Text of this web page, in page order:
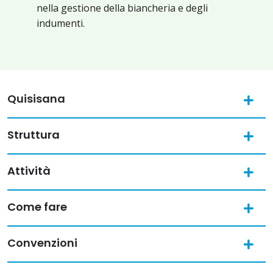
nella gestione della biancheria e degli
indumenti.
Quisisana
Struttura
Attività
Come fare
Convenzioni